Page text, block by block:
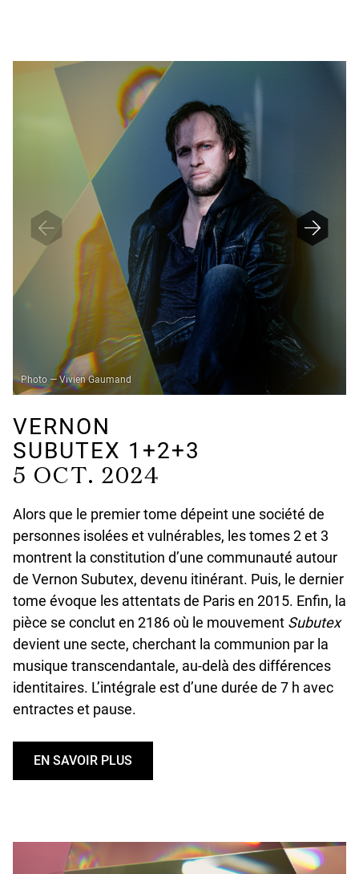
F
Photo — Vivien Gaumand
VERNON
SUBUTEX 1+2+3
5 OCT. 2024
Alors que le premier tome dépeint une société de
personnes isolées et vulnérables, les tomes 2 et 3
montrent la constitution d’une communauté autour
de Vernon Subutex, devenu itinérant. Puis, le dernier
tome évoque les attentats de Paris en 2015. Enfin, la
pièce se conclut en 2186 où le mouvement Subutex
devient une secte, cherchant la communion par la
musique transcendantale, au-delà des différences
identitaires. L’intégrale est d’une durée de 7 h avec
entractes et pause.
EN SAVOIR PLUS
U
F
I